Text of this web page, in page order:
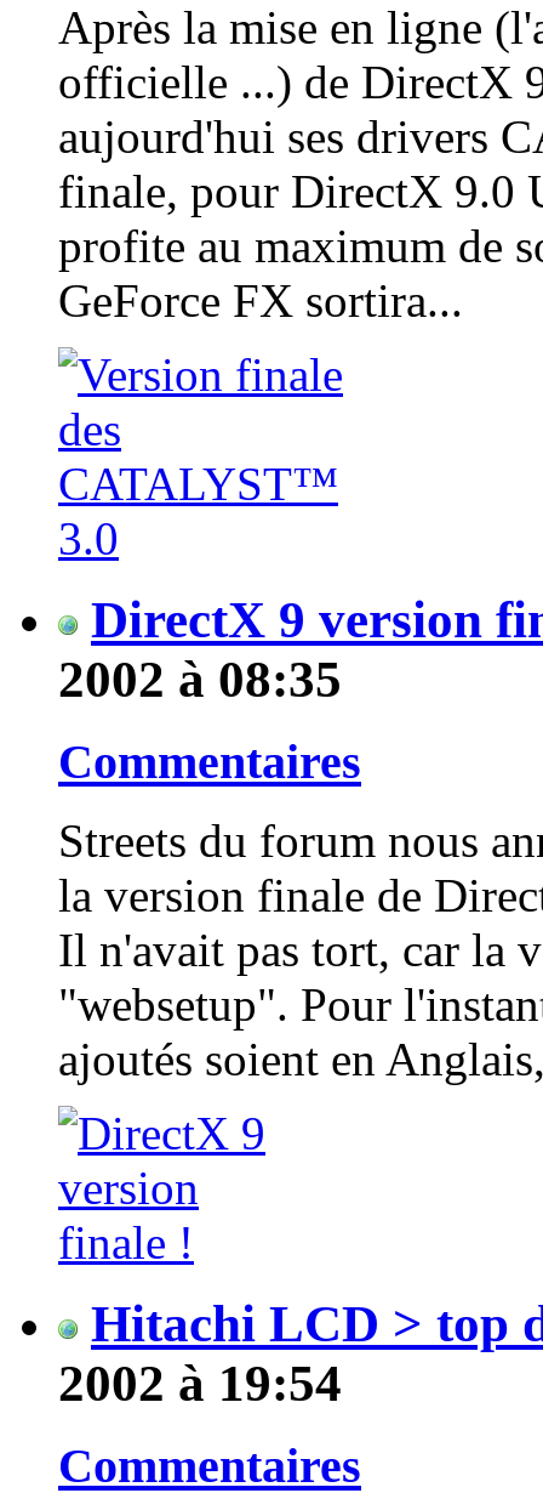
Après la mise en ligne
officielle ...) de DirectX
aujourd'hui ses drivers
finale, pour DirectX 9.0
profite au maximum de
GeForce FX sortira...
DirectX 9 version
2002 à 08:35
Commentaires
Streets du forum nous
la version finale de
Il n'avait pas tort, car la
"websetup". Pour
ajoutés soient en
Hitachi LCD > top
2002 à 19:54
Commentaires